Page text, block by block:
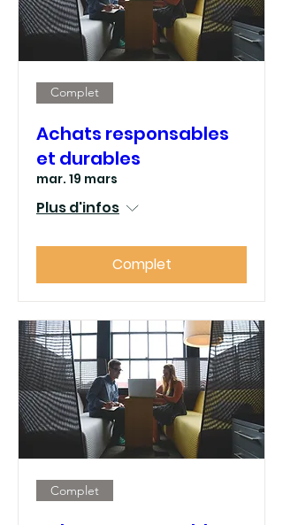
Complet
Achats responsables
et durables
mar. 19 mars
Plus d'infos
Complet
Complet